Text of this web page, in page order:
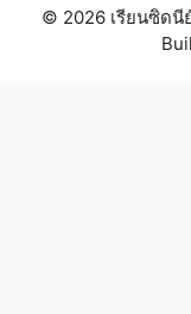
© 2026 เรียนซิดนี